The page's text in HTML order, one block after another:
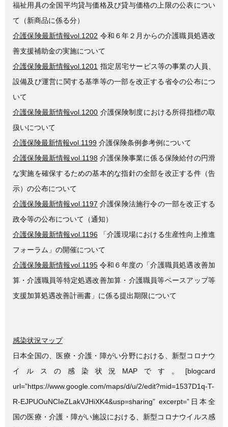
福祉用具の全国平均貸与価格及び貸与価格の上限の公表につい
て（新商品に係る分）
介護保険最新情報vol.1202 令和６年２月からの介護職員処遇改
善支援補助金の実施について
介護保険最新情報vol.1201 指定居宅サービス等の事業の人員、
設備及び運営に関する基準等の一部を改正する省令の公布につ
いて
介護保険最新情報vol.1200 介護保険制度における所得指標の取
扱いについて
介護保険最新情報vol.1199 介護保険条例参考例について
介護保険最新情報vol.1198 介護保険事業に係る保険給付の円滑
な実施を確保するための基本的な指針の全部を改正する件（告
示）の公布について
介護保険最新情報vol.1197 介護保険法施行令の一部を改正する
政令等の公布について（通知）
介護保険最新情報vol.1196 「介護現場における生産性向上推進
フォーラム」の開催について
介護保険最新情報vol.1195令和６年度の「介護職員処遇改善加
算・介護職員等特定処遇改善加算・介護職員等ベースアップ等
支援加算処遇改善計画書」に係る提出期限について
感染状況マップ
日本全国の、医療・介護・障がい分野における、新型コロナウ
イルスの感染状況MAPです。[blogcard
url=”https://www.google.com/maps/d/u/2/edit?mid=1537D1q-T-
R-EJPUOuNCIeZLakVJHiXK4&usp=sharing” excerpt=”日本全
国の医療・介護・障がい施設における、新型コロナウイルス感